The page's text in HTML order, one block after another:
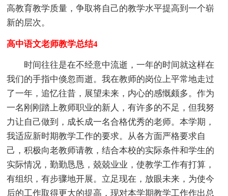
高教育教学质量，争取将自己的教学水平提高到一个崭
新的层次。
高中语文老师教学总结4
时间往往是在不经意中流逝，一年的时间就这样在
我们的手指中倏忽而逝。我在教师的岗位上平常地走过
了一年，追忆往昔，展望未来，内心的感慨颇多。作为
一名刚刚踏上教师职业的新人，有许多的不足，但我努
力让自己做到，成长成一名合格优秀的老师。本学期，
我适应新时期教学工作的要求。从各方面严格要求自
己，积极向老教师请教，结合本校的实际条件和学生的
实际情况，勤勤恳恳，兢兢业业，使教学工作有打算，
有组织，有步骤地开展。立足现在，放眼未来，为使今
后的工作取得更大的提高，现对本学期教学工作作出总